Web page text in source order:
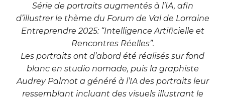
Série de portraits augmentés à l’IA, afin
d’illustrer le thème du Forum de Val de Lorraine
Entreprendre 2025: “Intelligence Artificielle et
Rencontres Réelles”.
Les portraits ont d’abord été réalisés sur fond
blanc en studio nomade, puis la graphiste
Audrey Palmot a généré à l’IA des portraits leur
ressemblant incluant des visuels illustrant le